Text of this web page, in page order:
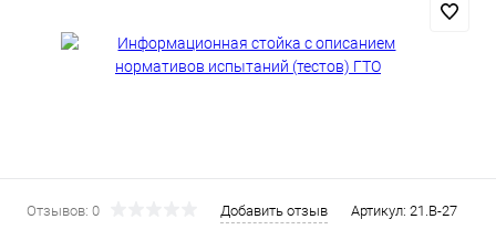
Отзывов: 0 Добавить отзыв Артикул: 21.В-27